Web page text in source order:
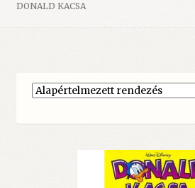
DONALD KACSA